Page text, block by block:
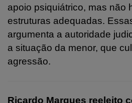
apoio psiquiátrico, mas não
estruturas adequadas.
argumenta a autoridade
a situação da menor, que
agressão.
Ricardo Marques reeleito